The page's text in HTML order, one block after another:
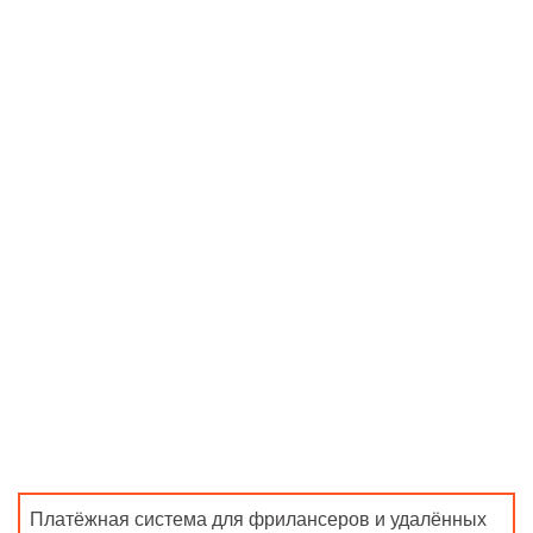
Платёжная система для фрилансеров и удалённых